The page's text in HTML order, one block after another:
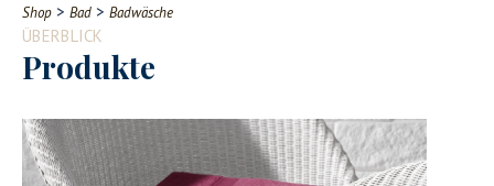
Contact
Shop > Bad > Badwäsche
ÜBERBLICK
Produkte